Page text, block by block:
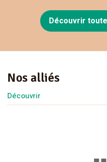
Découvrir
Nos alliés
Découvrir